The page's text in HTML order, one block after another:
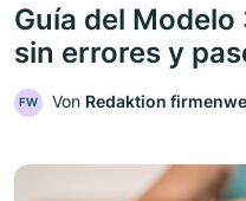
Guía del
sin errores y
FW Von Redaktion